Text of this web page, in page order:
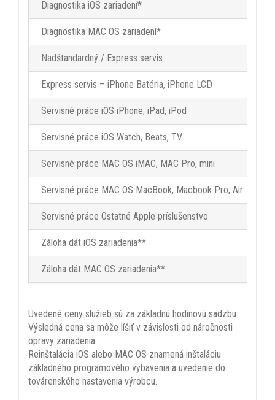
Diagnostika iOS zariadení*
Diagnostika MAC OS zariadení*
Nadštandardný / Express servis
Express servis – iPhone Batéria, iPhone LCD
Servisné práce iOS iPhone, iPad, iPod
Servisné práce iOS Watch, Beats, TV
Servisné práce MAC OS iMAC, MAC Pro, mini
Servisné práce MAC OS MacBook, Macbook Pro, Air
Servisné práce Ostatné Apple príslušenstvo
Záloha dát iOS zariadenia**
Záloha dát MAC OS zariadenia**
Uvedené ceny služieb sú za základnú hodinovú sadzbu.
Výsledná cena sa môže líšiť v závislosti od náročnosti
opravy zariadenia
Reinštalácia iOS alebo MAC OS znamená inštaláciu
základného programového vybavenia a uvedenie do
továrenského nastavenia výrobcu.